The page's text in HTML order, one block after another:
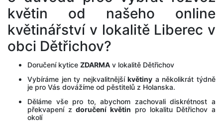
květin od našeho online
květinářství v lokalitě Liberec v
obci Dětřichov?
Doručení kytice ZDARMA v lokalitě Dětřichov
Vybíráme jen ty nejkvalitnějšíkvětiny a několikrát týdně
je pro Vás dovážíme od pěstitelů z Holanska.
Děláme vše pro to, abychom zachovali diskrétnost a
překvapení zdoručení květin pro lokalitu Dětřichov a
okolí